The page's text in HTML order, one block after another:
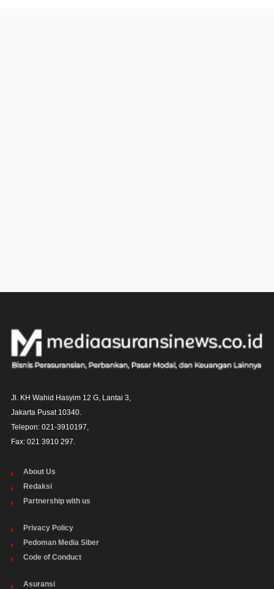
Jl. KH Wahid Hasyim 12 G, Lantai 3,
Jakarta Pusat 10340.
Telepon: 021-3910197,
Fax: 021 3910 297.
About Us
Redaksi
Partnership with us
Privacy Policy
Pedoman Media Siber
Code of Conduct
Asuransi